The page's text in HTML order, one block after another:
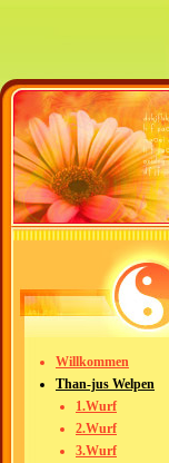
Willkommen
Than-jus Welpen
1.Wurf
2.Wurf
3.Wurf